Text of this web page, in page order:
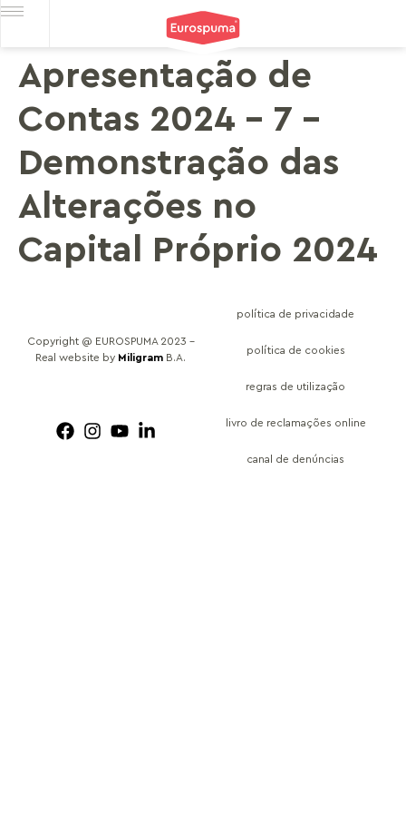
Apresentação de
Contas 2024 – 7 –
Demonstração das
Alterações no
Capital Próprio 2024
Copyright @ EUROSPUMA 2023 –
Real website by Miligram B.A.
política de privacidade
política de cookies
regras de utilização
livro de reclamações online
canal de denúncias